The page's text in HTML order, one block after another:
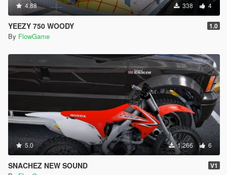
4.88 338 4
YEEZY 750 WOODY 1.0
By FlowGame
5.0 1.266 6
SNACHEZ NEW SOUND V1